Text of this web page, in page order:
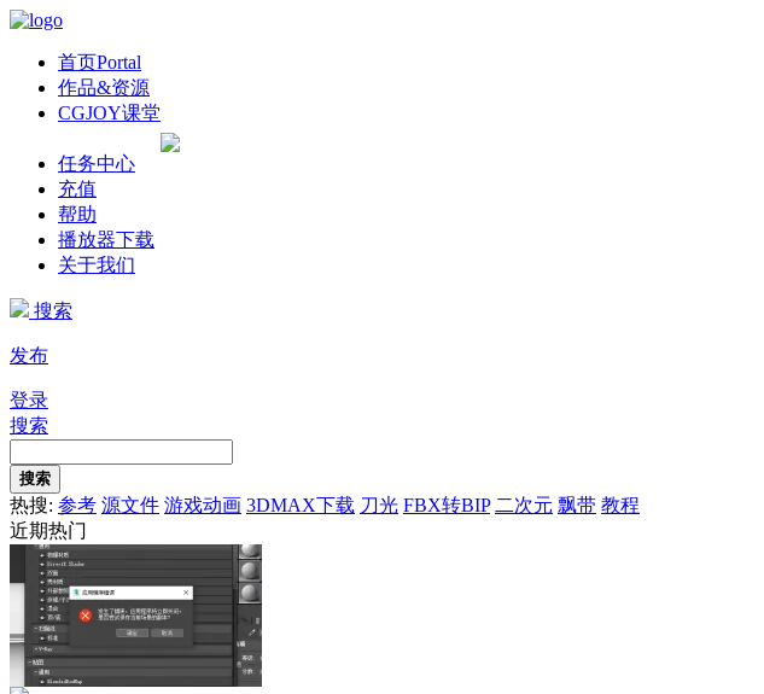
首页Portal
作品&资源
CGJOY课堂
任务中心
充值
帮助
播放器下载
关于我们
搜索
发布
登录
搜索
搜索
热搜: 参考 源文件 游戏动画 3DMAX下载 刀光 FBX转BIP 二次元 飘带 教程
近期热门